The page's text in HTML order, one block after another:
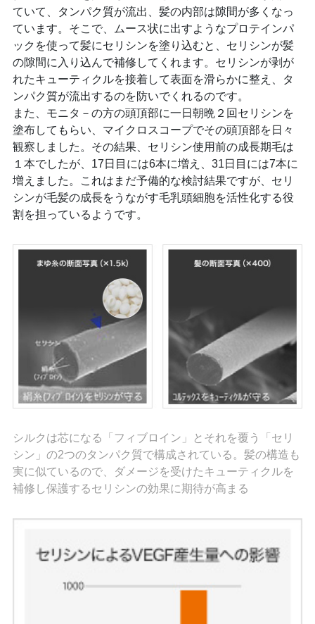
ていて、タンパク質が流出、髪の内部は隙間が多くなっ
ています。そこで、ムース状に出すようなプロテインパ
ックを使って髪にセリシンを塗り込むと、セリシンが髪
の隙間に入り込んで補修してくれます。セリシンが剥が
れたキューティクルを接着して表面を滑らかに整え、タ
ンパク質が流出するのを防いでくれるのです。
また、モニタ－の方の頭頂部に一日朝晩２回セリシンを
塗布してもらい、マイクロスコープでその頭頂部を日々
観察しました。その結果、セリシン使用前の成長期毛は
１本でしたが、17日目には6本に増え、31日目には7本に
増えました。これはまだ予備的な検討結果ですが、セリ
シンが毛髪の成長をうながす毛乳頭細胞を活性化する役
割を担っているようです。
シルクは芯になる「フィブロイン」とそれを覆う「セリ
シン」の2つのタンパク質で構成されている。髪の構造も
実に似ているので、ダメージを受けたキューティクルを
補修し保護するセリシンの効果に期待が高まる